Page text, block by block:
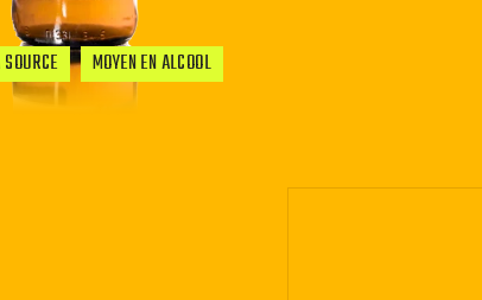
MOYEN EN ALCOOL